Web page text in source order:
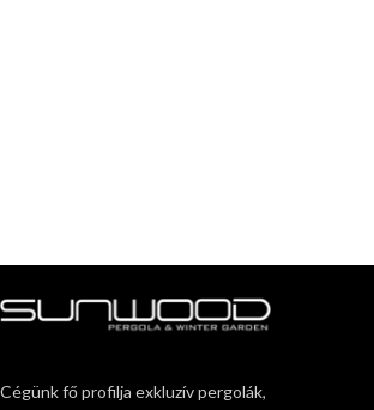
Cégünk fő profilja exkluzív pergolák,